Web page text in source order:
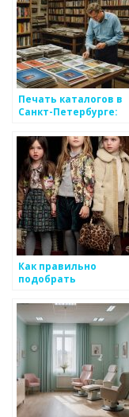
Печать каталогов в
Санкт-Петербурге:
для успешного
бизнеса
Как правильно
подобрать
детского гардероба?